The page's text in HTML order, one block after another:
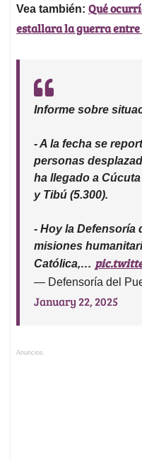
Vea también: Qué
estallara la guerra entre
Informe sobre
- A la fecha se
personas
ha llegado a Cúcuta
y Tibú (5.300).
- Hoy la Defensoría
misiones
Católica,…
— Defensoría del
January 22, 2025
Anuncios.